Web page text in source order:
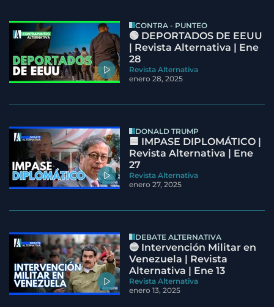
CONTRA - PUNTEO
🟢 DEPORTADOS DE EEUU
| Revista Alternativa | Ene
28
Revista Alternativa
enero 28, 2025
DONALD TRUMP
🟦 IMPASE DIPLOMÁTICO |
Revista Alternativa | Ene
27
Revista Alternativa
enero 27, 2025
DEBATE ALTERNATIVA
🔵 Intervención Militar en
Venezuela | Revista
Alternativa | Ene 13
Revista Alternativa
enero 13, 2025